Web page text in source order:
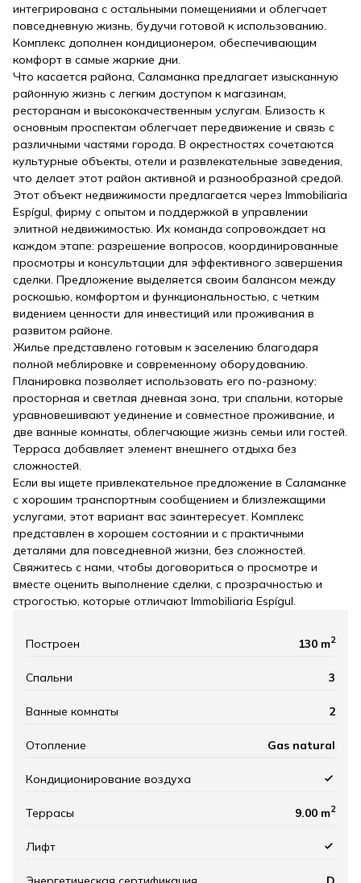
интегрирована с остальными помещениями и облегчает
повседневную жизнь, будучи готовой к использованию.
Комплекс дополнен кондиционером, обеспечивающим
комфорт в самые жаркие дни.
Что касается района, Саламанка предлагает изысканную
районную жизнь с легким доступом к магазинам,
ресторанам и высококачественным услугам. Близость к
основным проспектам облегчает передвижение и связь с
различными частями города. В окрестностях сочетаются
культурные объекты, отели и развлекательные заведения,
что делает этот район активной и разнообразной средой.
Этот объект недвижимости предлагается через Immobiliaria
Espígul, фирму с опытом и поддержкой в управлении
элитной недвижимостью. Их команда сопровождает на
каждом этапе: разрешение вопросов, координированные
просмотры и консультации для эффективного завершения
сделки. Предложение выделяется своим балансом между
роскошью, комфортом и функциональностью, с четким
видением ценности для инвестиций или проживания в
развитом районе.
Жилье представлено готовым к заселению благодаря
полной меблировке и современному оборудованию.
Планировка позволяет использовать его по-разному:
просторная и светлая дневная зона, три спальни, которые
уравновешивают уединение и совместное проживание, и
две ванные комнаты, облегчающие жизнь семьи или гостей.
Терраса добавляет элемент внешнего отдыха без
сложностей.
Если вы ищете привлекательное предложение в Саламанке
с хорошим транспортным сообщением и близлежащими
услугами, этот вариант вас заинтересует. Комплекс
представлен в хорошем состоянии и с практичными
деталями для повседневной жизни, без сложностей.
Свяжитесь с нами, чтобы договориться о просмотре и
вместе оценить выполнение сделки, с прозрачностью и
строгостью, которые отличают Immobiliaria Espígul.
Построен 130 m2
Спальни 3
Ванные комнаты 2
Отопление Gas natural
Кондиционирование воздуха
Террасы 9.00 m2
Лифт